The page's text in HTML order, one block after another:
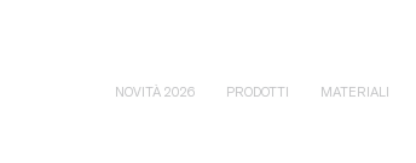
NOVITÀ 2026 PRODOTTI MATERIALI